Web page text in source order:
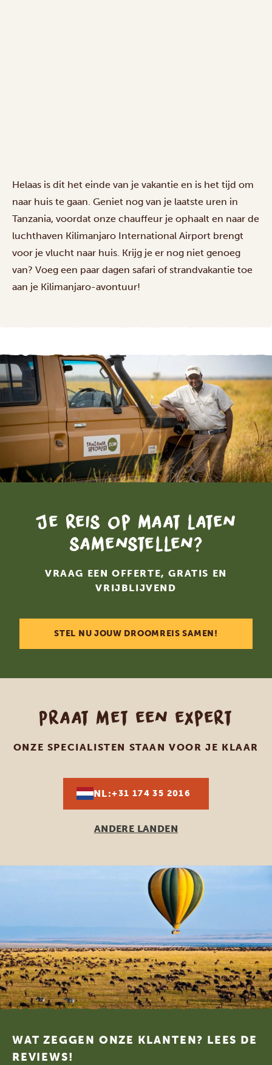
Helaas is dit het einde van je vakantie en is het tijd om
naar huis te gaan. Geniet nog van je laatste uren in
Tanzania, voordat onze chauffeur je ophaalt en naar de
luchthaven Kilimanjaro International Airport brengt
voor je vlucht naar huis. Krijg je er nog niet genoeg
van? Voeg een paar dagen safari of strandvakantie toe
aan je Kilimanjaro-avontuur!
Je reis op maat laten
samenstellen?
VRAAG EEN OFFERTE, GRATIS EN
VRIJBLIJVEND
STEL NU JOUW DROOMREIS SAMEN!
Praat met een expert
ONZE SPECIALISTEN STAAN VOOR JE KLAAR
NL:+31 174 35 2016
ANDERE LANDEN
Footer
WAT ZEGGEN ONZE KLANTEN? LEES DE
REVIEWS!